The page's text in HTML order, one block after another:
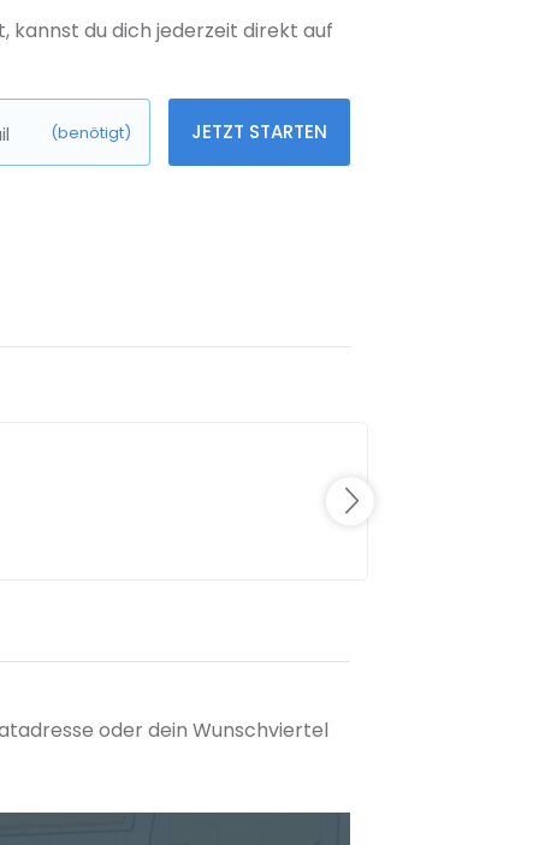
kannst du dich jederzeit direkt auf
(benötigt) JETZT STARTEN
oder dein Wunschviertel